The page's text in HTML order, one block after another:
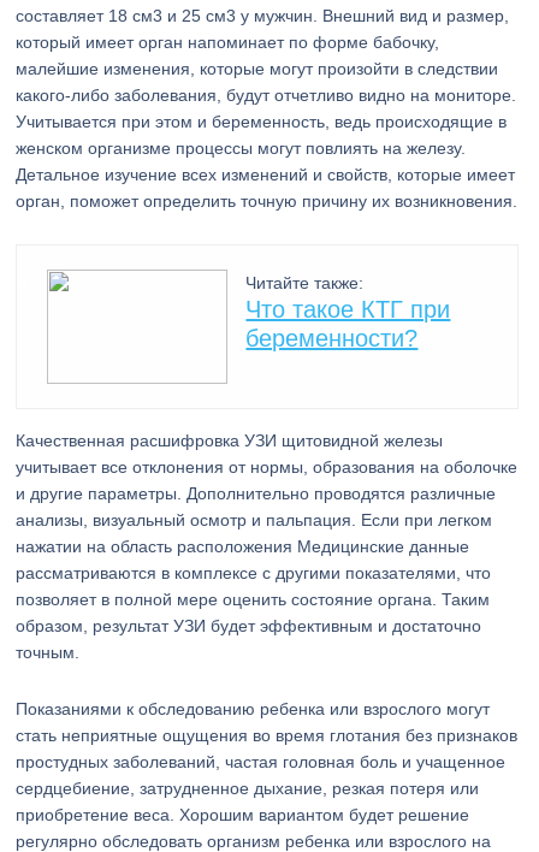
составляет 18 см3 и 25 см3 у мужчин. Внешний вид и размер,
который имеет орган напоминает по форме бабочку,
малейшие изменения, которые могут произойти в следствии
какого-либо заболевания, будут отчетливо видно на мониторе.
Учитывается при этом и беременность, ведь происходящие в
женском организме процессы могут повлиять на железу.
Детальное изучение всех изменений и свойств, которые имеет
орган, поможет определить точную причину их возникновения.
Читайте также:
Что такое КТГ при
беременности?
Качественная расшифровка УЗИ щитовидной железы
учитывает все отклонения от нормы, образования на оболочке
и другие параметры. Дополнительно проводятся различные
анализы, визуальный осмотр и пальпация. Если при легком
нажатии на область расположения Медицинские данные
рассматриваются в комплексе с другими показателями, что
позволяет в полной мере оценить состояние органа. Таким
образом, результат УЗИ будет эффективным и достаточно
точным.
Показаниями к обследованию ребенка или взрослого могут
стать неприятные ощущения во время глотания без признаков
простудных заболеваний, частая головная боль и учащенное
сердцебиение, затрудненное дыхание, резкая потеря или
приобретение веса. Хорошим вариантом будет решение
регулярно обследовать организм ребенка или взрослого на